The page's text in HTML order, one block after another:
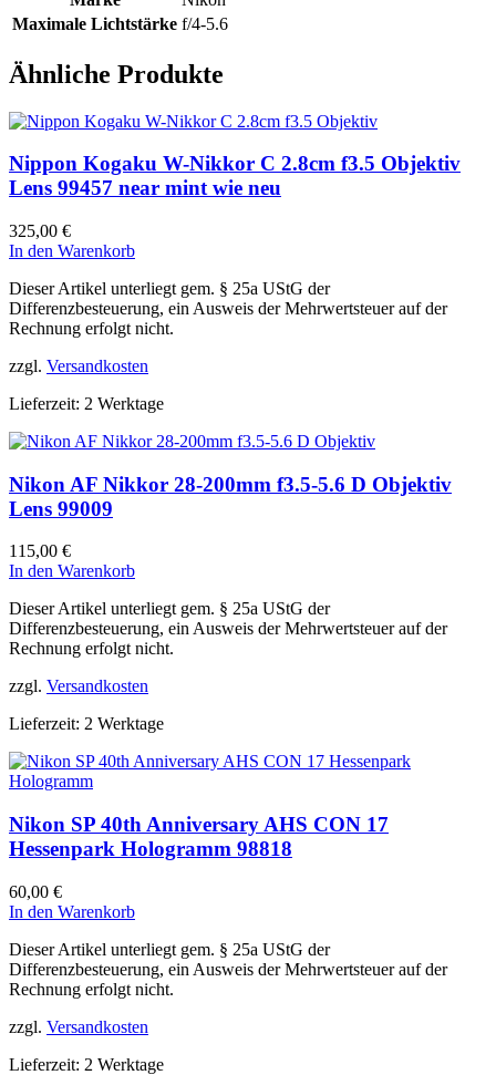
Maximale Lichtstärke f/4-5.6
Ähnliche Produkte
Nippon Kogaku W-Nikkor C 2.8cm f3.5 Objektiv
Lens 99457 near mint wie neu
325,00 €
In den Warenkorb
Dieser Artikel unterliegt gem. § 25a UStG der
Differenzbesteuerung, ein Ausweis der Mehrwertsteuer auf der
Rechnung erfolgt nicht.
zzgl. Versandkosten
Lieferzeit: 2 Werktage
Nikon AF Nikkor 28-200mm f3.5-5.6 D Objektiv
Lens 99009
115,00 €
In den Warenkorb
Dieser Artikel unterliegt gem. § 25a UStG der
Differenzbesteuerung, ein Ausweis der Mehrwertsteuer auf der
Rechnung erfolgt nicht.
zzgl. Versandkosten
Lieferzeit: 2 Werktage
Nikon SP 40th Anniversary AHS CON 17
Hessenpark Hologramm 98818
60,00 €
In den Warenkorb
Dieser Artikel unterliegt gem. § 25a UStG der
Differenzbesteuerung, ein Ausweis der Mehrwertsteuer auf der
Rechnung erfolgt nicht.
zzgl. Versandkosten
Lieferzeit: 2 Werktage